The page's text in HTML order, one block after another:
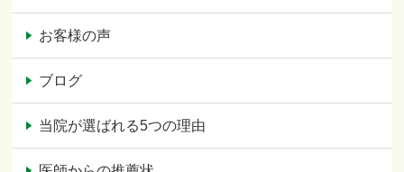
お客様の声
ブログ
当院が選ばれる5つの理由